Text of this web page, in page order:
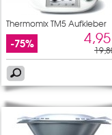
Thermomix TM5 Aufkleber
Blumen
-75%